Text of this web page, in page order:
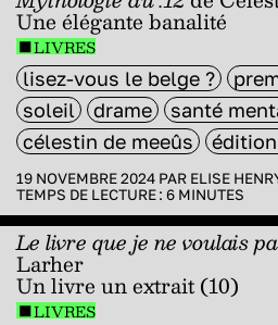
Une élégante banalité
LIVRES
lisez-vous le belge ?
soleil
drame
santé
célestin de meeûs
19 NOVEMBRE 2024 PAR ELISE
TEMPS DE LECTURE : 6 MINUTES
Le livre que je ne voulais
Larher
Un livre un extrait (10)
LIVRES